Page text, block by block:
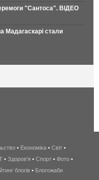
"Сантоса". ВІДЕО
Мадагаскарі стали
беспроводной
интернет
киев
• Економіка • Світ •
• Здоров'я • Спорт • Фото •
блогів • Блогожаби